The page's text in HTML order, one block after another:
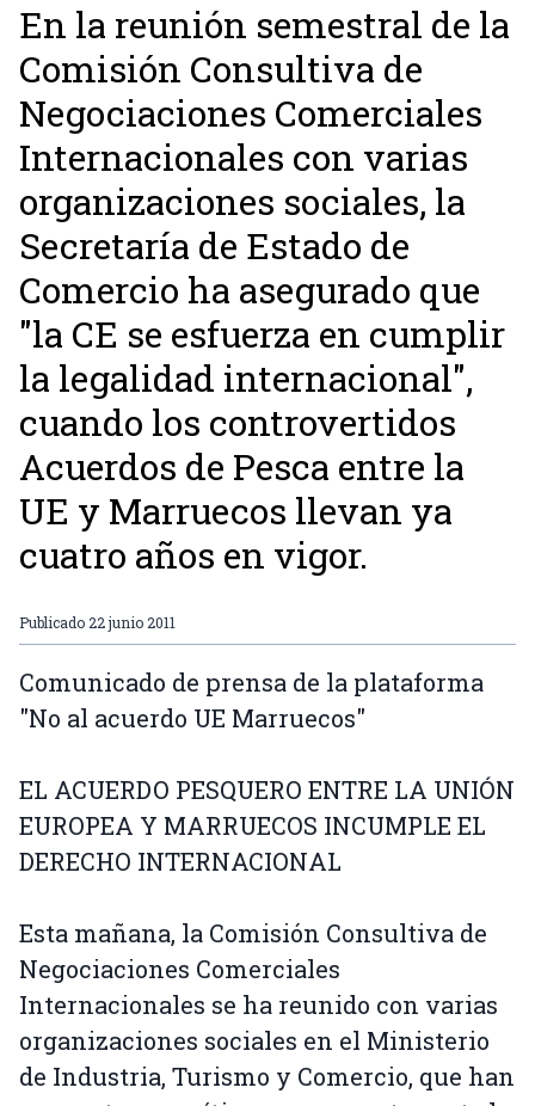
En la reunión semestral de la
Comisión Consultiva de
Negociaciones Comerciales
Internacionales con varias
organizaciones sociales, la
Secretaría de Estado de
Comercio ha asegurado que
"la CE se esfuerza en cumplir
la legalidad internacional",
cuando los controvertidos
Acuerdos de Pesca entre la
UE y Marruecos llevan ya
cuatro años en vigor.
Publicado 22 junio 2011
Comunicado de prensa de la plataforma
"No al acuerdo UE Marruecos"
EL ACUERDO PESQUERO ENTRE LA UNIÓN
EUROPEA Y MARRUECOS INCUMPLE EL
DERECHO INTERNACIONAL
Esta mañana, la Comisión Consultiva de
Negociaciones Comerciales
Internacionales se ha reunido con varias
organizaciones sociales en el Ministerio
de Industria, Turismo y Comercio, que han